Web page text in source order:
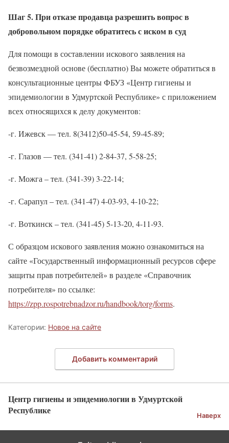
Шаг 5. При отказе продавца разрешить вопрос в
добровольном порядке обратитесь с иском в суд
Для помощи в составлении искового заявления на
безвозмездной основе (бесплатно) Вы можете обратиться в
консультационные центры ФБУЗ «Центр гигиены и
эпидемиологии в Удмуртской Республике» с приложением
всех относящихся к делу документов:
-г. Ижевск — тел. 8(3412)50-45-54, 59-45-89;
-г. Глазов — тел. (341-41) 2-84-37, 5-58-25;
-г. Можга – тел. (341-39) 3-22-14;
-г. Сарапул – тел. (341-47) 4-03-93, 4-10-22;
-г. Воткинск – тел. (341-45) 5-13-20, 4-11-93.
С образцом искового заявления можно ознакомиться на
сайте «Государственный информационный ресурсов сфере
защиты прав потребителей» в разделе «Справочник
потребителя» по ссылке:
https://zpp.rospotrebnadzor.ru/handbook/torg/forms.
Категории: Новое на сайте
Добавить комментарий
Центр гигиены и эпидемиологии в Удмуртской
Республике
Наверх